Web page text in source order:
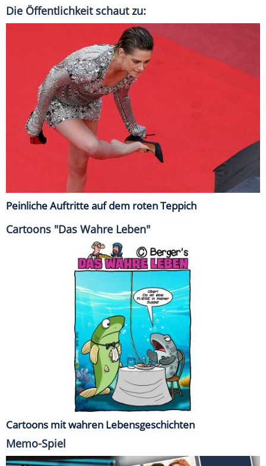
Die Öffentlichkeit schaut zu:
Peinliche Auftritte auf dem roten Teppich
Cartoons "Das Wahre Leben"
Cartoons mit wahren Lebensgeschichten
Memo-Spiel